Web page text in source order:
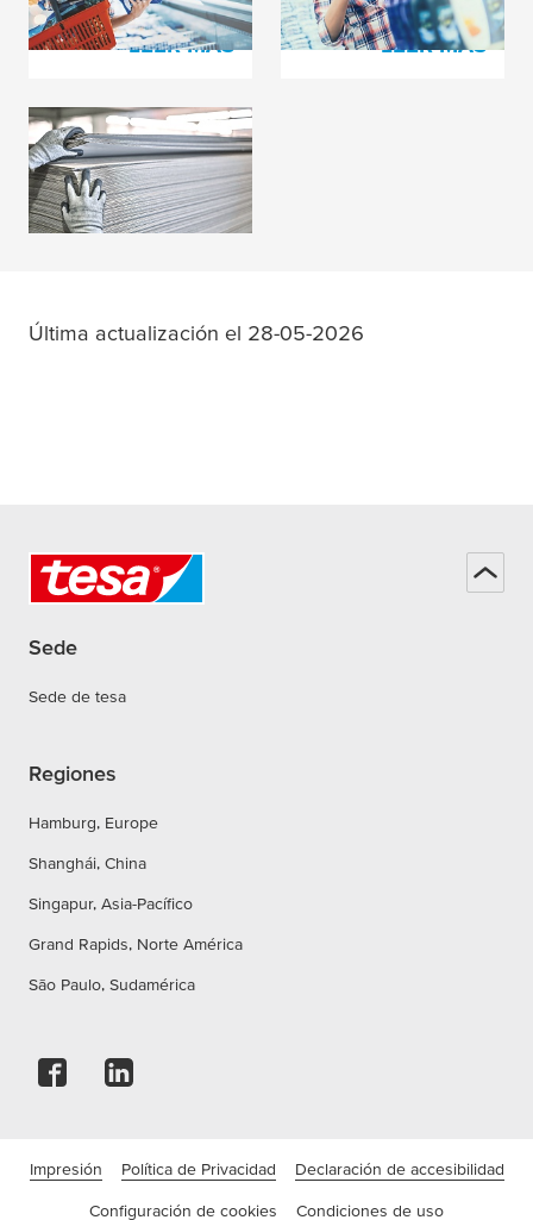
LEER MÁS LEER MÁS
Producción de cartón
LEER MÁS
Última actualización el 28-05-2026
Sede
Sede de tesa
Regiones
Hamburg, Europe
Shanghái, China
Singapur, Asia-Pacífico
Grand Rapids, Norte América
São Paulo, Sudamérica
Impresión Política de Privacidad Declaración de accesibilidad
Configuración de cookies Condiciones de uso